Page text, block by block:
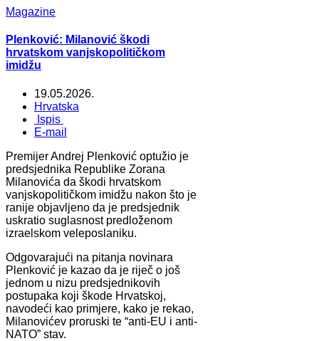
Magazine
Plenković: Milanović škodi
hrvatskom vanjskopolitičkom
imidžu
19.05.2026.
Hrvatska
Ispis
E-mail
Premijer Andrej Plenković optužio je
predsjednika Republike Zorana
Milanovića da škodi hrvatskom
vanjskopolitičkom imidžu nakon što je
ranije objavljeno da je predsjednik
uskratio suglasnost predloženom
izraelskom veleposlaniku.
Odgovarajući na pitanja novinara
Plenković je kazao da je riječ o još
jednom u nizu predsjednikovih
postupaka koji škode Hrvatskoj,
navodeći kao primjere, kako je rekao,
Milanovićev proruski te “anti-EU i anti-
NATO” stav.